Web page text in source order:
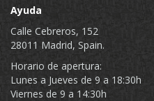
Ayuda
Calle Cebreros, 152
28011 Madrid, Spain.
Horario de apertura:
Lunes a Jueves de 9 a 18:30h
Viernes de 9 a 14:30h